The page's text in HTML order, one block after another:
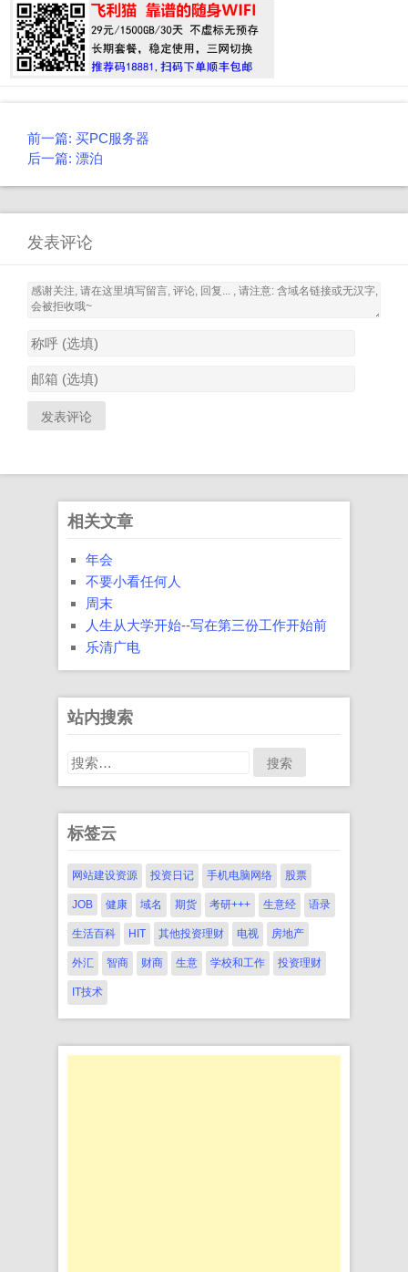
Post
navigation
前一篇: 买PC服务器
后一篇: 漂泊
发表评论
相关文章
年会
不要小看任何人
周末
人生从大学开始--写在第三份工作开始前
乐清广电
站内搜索
搜
索：
标签云
网站建设资源 投资日记 手机电脑网络 股票
JOB 健康 域名 期货 考研+++ 生意经 语录
生活百科 HIT 其他投资理财 电视 房地产
外汇 智商 财商 生意 学校和工作 投资理财
IT技术